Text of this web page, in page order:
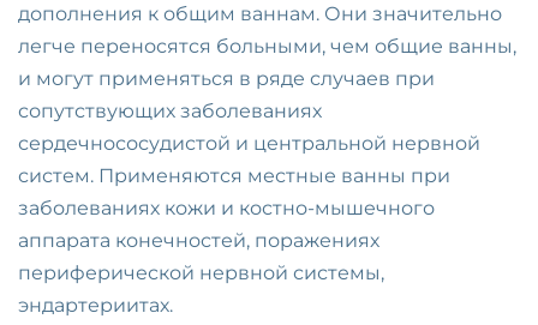
дополнения к общим ваннам. Они значительно
легче переносятся больными, чем общие ванны,
и могут применяться в ряде случаев при
сопутствующих заболеваниях
сердечнососудистой и центральной нервной
систем. Применяются местные ванны при
заболеваниях кожи и костно-мышечного
аппарата конечностей, поражениях
периферической нервной системы,
эндартериитах.